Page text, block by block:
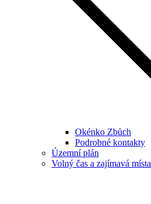
Okénko Zbůch
Podrobné kontakty
Územní plán
Volný čas a zajímavá místa